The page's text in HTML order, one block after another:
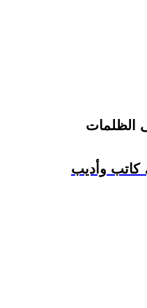
كاتب وأديب